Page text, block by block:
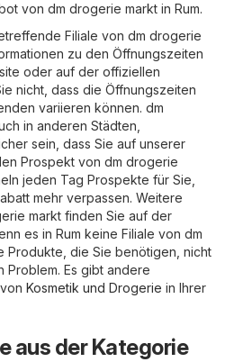
von dm drogerie markt in Rum.
Filiale von dm drogerie
zu den Öffnungszeiten
oder auf der offiziellen
nicht, dass die Öffnungszeiten
variieren können. dm
in anderen Städten,
sein, dass Sie auf unserer
Prospekt von dm drogerie
jeden Tag Prospekte für Sie,
mehr verpassen. Weitere
markt finden Sie auf der
es in Rum keine Filiale von dm
Produkte, die Sie benötigen, nicht
Problem. Es gibt andere
Kosmetik und Drogerie in Ihrer
aus der Kategorie